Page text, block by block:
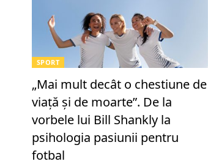
SPORT
„Mai mult decât o chestiune de
viață și de moarte”. De la
vorbele lui Bill Shankly la
psihologia pasiunii pentru
fotbal